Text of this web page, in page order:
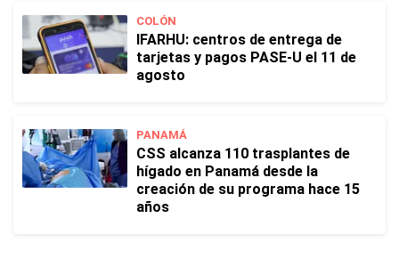
COLÓN
IFARHU: centros de entrega de
tarjetas y pagos PASE-U el 11 de
agosto
PANAMÁ
CSS alcanza 110 trasplantes de
hígado en Panamá desde la
creación de su programa hace 15
años